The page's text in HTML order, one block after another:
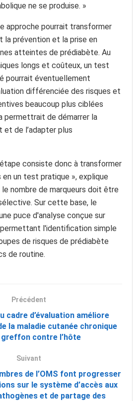
ne se produise. »
approche pourrait transformer
la prévention et la prise en
atteintes de prédiabète. Au
longs et coûteux, un test
pourrait éventuellement
différenciée des risques et
beaucoup plus ciblées
permettrait de démarrer la
de l’adapter plus
consiste donc à transformer
en un test pratique », explique
le nombre de marqueurs doit être
Sur cette base, le
puce d'analyse conçue sur
l'identification simple
de risques de prédiabète
de routine.
Précédent
cadre d’évaluation améliore
la maladie cutanée chronique
greffon contre l’hôte
Suivant
de l’OMS font progresser
sur le système d’accès aux
et de partage des